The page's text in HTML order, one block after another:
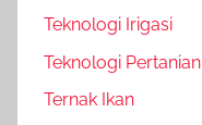
Teknologi Irigasi
Teknologi Pertanian
Ternak Ikan